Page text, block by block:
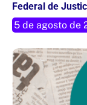
Federal de
5 de agosto de